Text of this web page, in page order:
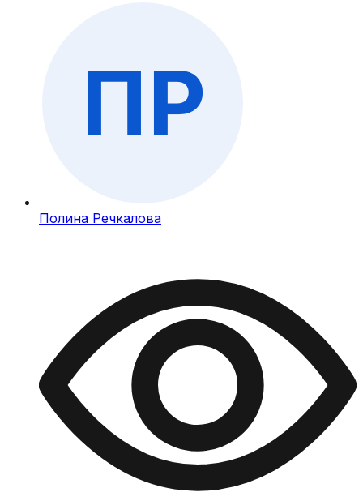
Полина Речкалова